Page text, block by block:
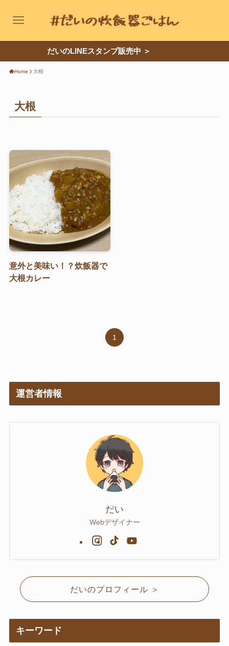
レシピカテゴリー
パスタ・グラタン
鍋もの
お菓子
麺類
パン
魚のおかず
芋類・副菜
粉もの
Instagram
TikTokYouTube
だいのLINEスタンプ販売中 ＞
Home 大根
大根
意外と美味い！？炊飯器で
大根カレー
1
運営者情報
だい
Webデザイナー
だいのプロフィール ＞
キーワード